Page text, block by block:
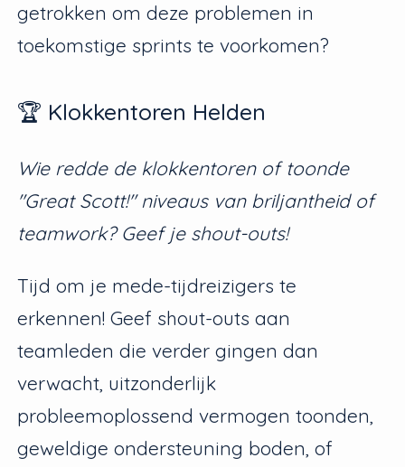
getrokken om deze problemen in
toekomstige sprints te voorkomen?
🏆 Klokkentoren Helden
Wie redde de klokkentoren of toonde
"Great Scott!" niveaus van briljantheid of
teamwork? Geef je shout-outs!
Tijd om je mede-tijdreizigers te
erkennen! Geef shout-outs aan
teamleden die verder gingen dan
verwacht, uitzonderlijk
probleemoplossend vermogen toonden,
geweldige ondersteuning boden, of